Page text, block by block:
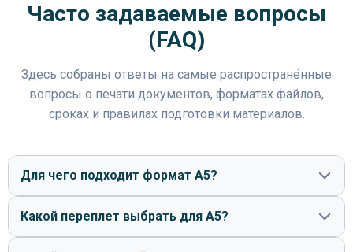
Часто задаваемые вопросы
(FAQ)
Здесь собраны ответы на самые распространённые
вопросы о печати документов, форматах файлов,
сроках и правилах подготовки материалов.
Для чего подходит формат А5?
Формат А5 (148х210 мм) идеален для инструкций,
блокнотов, меню или компактных каталогов
Какой переплет выбрать для А5?